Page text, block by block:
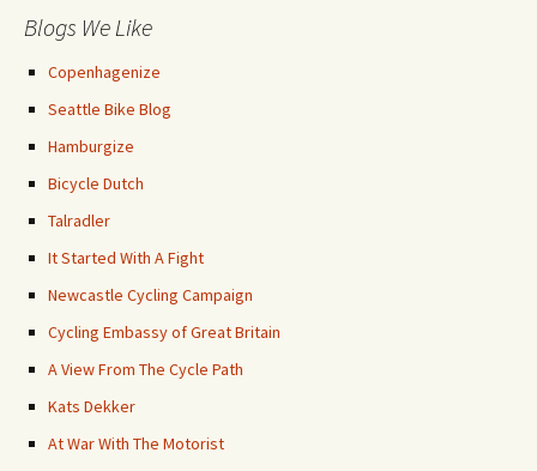
Blogs We Like
Copenhagenize
Seattle Bike Blog
Hamburgize
Bicycle Dutch
Talradler
It Started With A Fight
Newcastle Cycling Campaign
Cycling Embassy of Great Britain
A View From The Cycle Path
Kats Dekker
At War With The Motorist